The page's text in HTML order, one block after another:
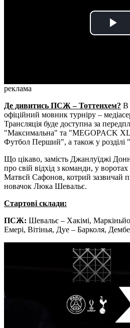
реклама
Де дивитись ПСЖ – Тоттенхем? В
офіційний мовник турніру –
Трансляція буде доступна за
"Максимальна" та "MEGOPACK
Футбол Перший", а також у розділі
Що цікаво, замість Джанлуїджі
про свій відхід з команди, у
Матвєй Сафонов, котрий зазвичай
новачок Люка Шевальє.
Стартові склади:
ПСЖ: Шевальє – Хакімі,
Емері, Вітінья, Дуе – Барколя,